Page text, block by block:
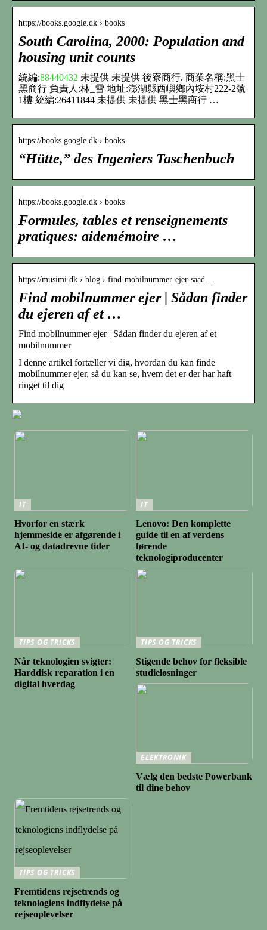
https://books.google.dk › books
South Carolina, 2000: Population and
housing unit counts
統編:88440432 未提供 未提供 後寮商行. 商業名稱:黑士
黑商行 負責人:林_雪 地址:澎湖縣西嶼鄉內垵村222-2號
1樓 統編:26411844 未提供 未提供 黑士黑商行 …
https://books.google.dk › books
“Hütte,” des Ingeniers Taschenbuch
https://books.google.dk › books
Formules, tables et renseignements
pratiques: aidemémoire …
https://musimi.dk › blog › find-mobilnummer-ejer-saad…
Find mobilnummer ejer | Sådan finder
du ejeren af et …
Find mobilnummer ejer | Sådan finder du ejeren af et
mobilnummer
I denne artikel fortæller vi dig, hvordan du kan finde
mobilnummer ejer, så du kan se, hvem det er der har haft
ringet til dig
IT
Hvorfor en stærk
hjemmeside er afgørende i
AI- og datadrevne tider
IT
Lenovo: Den komplette
guide til en af verdens
førende
teknologiproducenter
TIPS OG TRICKS
Når teknologien svigter:
Harddisk reparation i en
digital hverdag
TIPS OG TRICKS
Stigende behov for fleksible
studieløsninger
ELEKTRONIK
Vælg den bedste Powerbank
til dine behov
TIPS OG TRICKS
Fremtidens rejsetrends og
teknologiens indflydelse på
rejseoplevelser